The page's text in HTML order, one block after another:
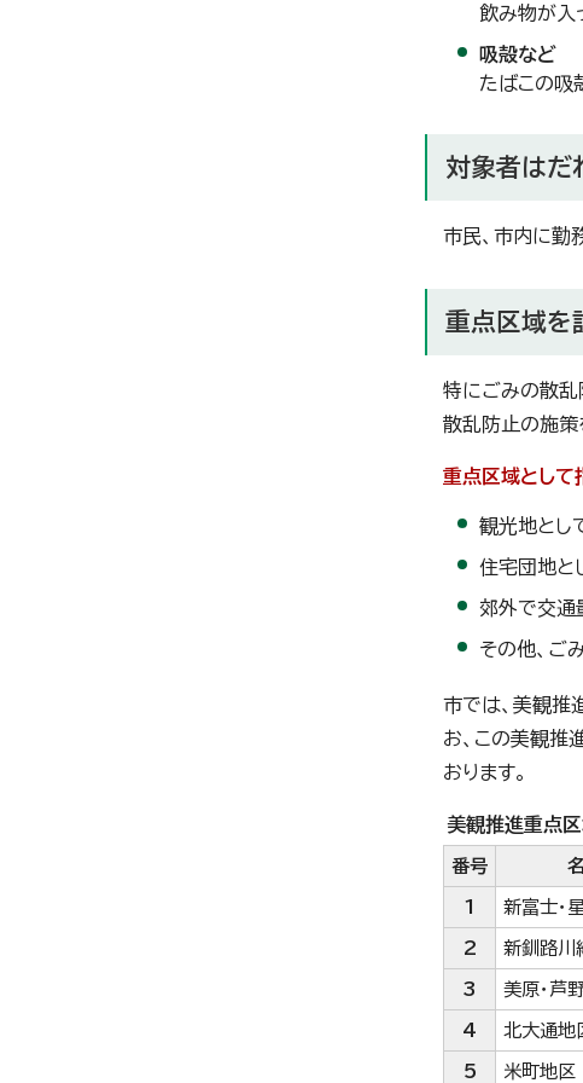
飲み物が入
吸殻など
たばこの吸
対象者は
市民、市内に勤
重点区域を
特にごみの散乱
散乱防止の施策
重点区域として
観光地とし
住宅団地と
郊外で交通
その他、ご
市では、美観推
お、この美観推
おります。
美観推進重点
番号
1 新富士・
2 新釧路川
3 美原・芦
4 北大通地
5 米町地区